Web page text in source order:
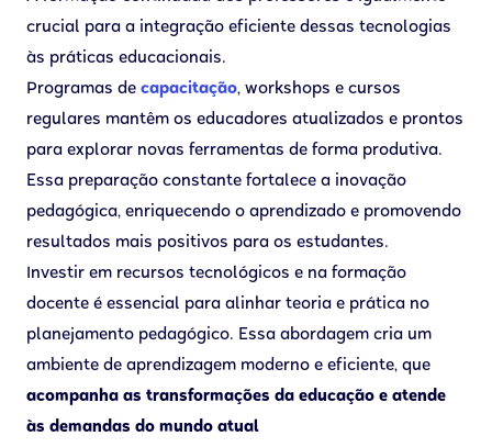
crucial para a integração eficiente dessas tecnologias
às práticas educacionais.
Programas de capacitação, workshops e cursos
regulares mantêm os educadores atualizados e prontos
para explorar novas ferramentas de forma produtiva.
Essa preparação constante fortalece a inovação
pedagógica, enriquecendo o aprendizado e promovendo
resultados mais positivos para os estudantes.
Investir em recursos tecnológicos e na formação
docente é essencial para alinhar teoria e prática no
planejamento pedagógico. Essa abordagem cria um
ambiente de aprendizagem moderno e eficiente, que
acompanha as transformações da educação e atende
às demandas do mundo atual